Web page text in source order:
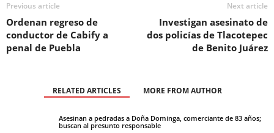
Previous article
Ordenan regreso de
conductor de Cabify a
penal de Puebla
Next article
Investigan asesinato de
dos policías de Tlacotepec
de Benito Juárez
RELATED ARTICLES MORE FROM AUTHOR
Asesinan a pedradas a Doña Dominga, comerciante de 83 años;
buscan al presunto responsable